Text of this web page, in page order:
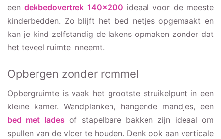
eendekbedovertrek 140×200 ideaal voor de meeste
kinderbedden. Zo blijft het bed netjes opgemaakt en
kan je kind zelfstandig de lakens opmaken zonder dat
het teveel ruimte inneemt.
Opbergen zonder rommel
Opbergruimte is vaak het grootste struikelpunt in een
kleine kamer. Wandplanken, hangende mandjes, een
bed met lades of stapelbare bakken zijn ideaal om
spullen van de vloer te houden. Denk ook aan verticale